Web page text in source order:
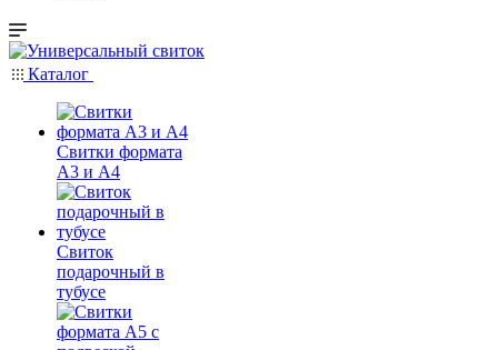
Каталог
Свитки формата
А3 и А4
Свиток
подарочный в
тубусе